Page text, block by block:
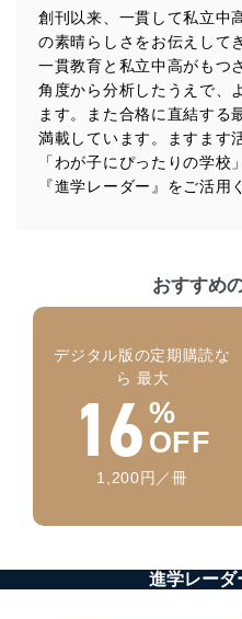
措置を講じます。
法令遵守
当社は、個人情報に関連
その他の規範を遵守しま
に、これらの法令及びその
す。
個人情報の安全管理措置
施し、個人情報の漏えい
正に努めます。
個人データを取り扱
機器を取り扱う従業
の不要なアクセスを
アクセス者の識別と認証
機器に標準装備され
ーザーアカウント制
ベース等を取り扱う
個人データを取り扱
システムを最新の状
創刊以来、一貫して私立中
の素晴らしさをお伝えして
一貫教育と私立中高がもつ
角度から分析したうえで、
ます。また合格に直結する
満載しています。ますます
「わが子にぴったりの学
『進学レーダー』をご活用
おすすめ
デジタル版の定期購読な
ら 最大
16 %
OFF
1,200円／冊
進学レーダ